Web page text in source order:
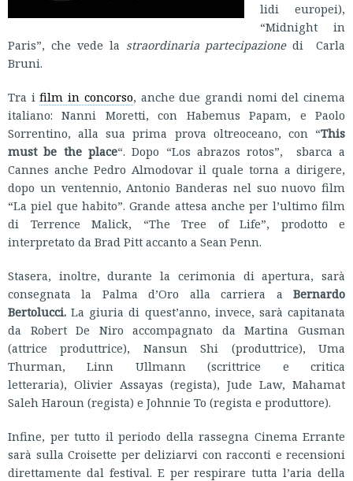
lidi europei),
“Midnight in
Paris”, che vede la straordinaria partecipazionedi Carla
Bruni.
Tra ifilm in concorso, anche due grandi nomi del cinema
italiano: Nanni Moretti, con Habemus Papam, e Paolo
Sorrentino, alla sua prima prova oltreoceano, con “This
must be the place“. Dopo “Los abrazos rotos”, sbarca a
Cannes anche Pedro Almodovar il quale torna a dirigere,
dopo un ventennio, Antonio Banderas nel suo nuovo film
“La piel que habito”. Grande attesa anche per l’ultimo film
di Terrence Malick, “The Tree of Life”,
prodotto e
interpretato da Brad Pitt accanto a Sean Penn.
Stasera, inoltre, durante la cerimonia di apertura, sarà
consegnata la Palma d’Oro alla carriera a Bernardo
Bertolucci.La giuria di quest’anno, invece, sarà capitanata
da Robert De Niro accompagnato da Martina Gusman
(attrice produttrice), Nansun Shi
(produttrice), Uma
Thurman, Linn Ullmann (scrittrice e critica
letteraria), Olivier Assayas (regista), Jude Law, Mahamat
Saleh Haroun (regista) e Johnnie To (regista e produttore).
Infine, per tutto il periodo della rassegna Cinema Errante
sarà sulla Croisette per deliziarvi con racconti e recensioni
direttamente dal festival. E per respirare tutta l’aria della